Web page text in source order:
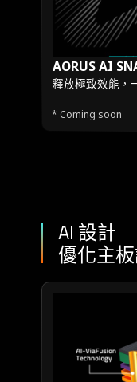
AORUS AI
釋放極致效能，
* Coming soon
AI 設計
優化主